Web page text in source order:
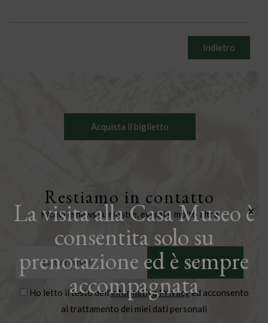
Indietro
Acquista il biglietto
Restiamo in contatto
Ricevi le news su mostre, eventi e molto altro
Ho letto il testo dell'informativa Privacyed acconsento
al trattamento dei miei dati personali
La visita alla Casa Museo è
consentita solo su
prenotazione ed è sempre
accompagnata
×